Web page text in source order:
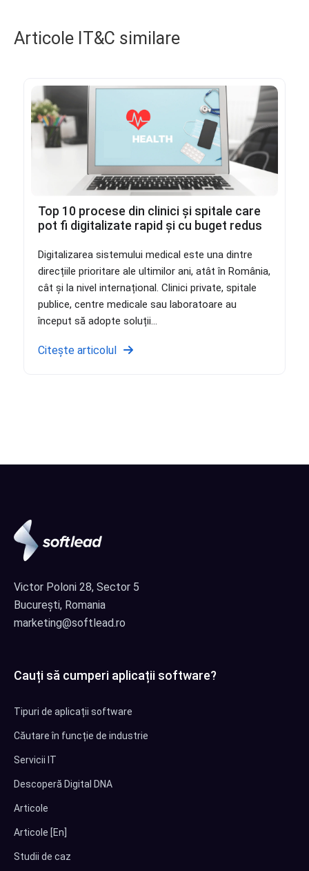
Articole IT&C similare
Top 10 procese din clinici și spitale care
pot fi digitalizate rapid și cu buget redus
Digitalizarea sistemului medical este una dintre
direcțiile prioritare ale ultimilor ani, atât în România,
cât și la nivel internațional. Clinici private, spitale
publice, centre medicale sau laboratoare au
început să adopte soluții...
Citește articolul
Victor Poloni 28, Sector 5
București, Romania
marketing@softlead.ro
Cauți să cumperi aplicații software?
Tipuri de aplicații software
Căutare în funcție de industrie
Servicii IT
Descoperă Digital DNA
Articole
Articole [En]
Studii de caz